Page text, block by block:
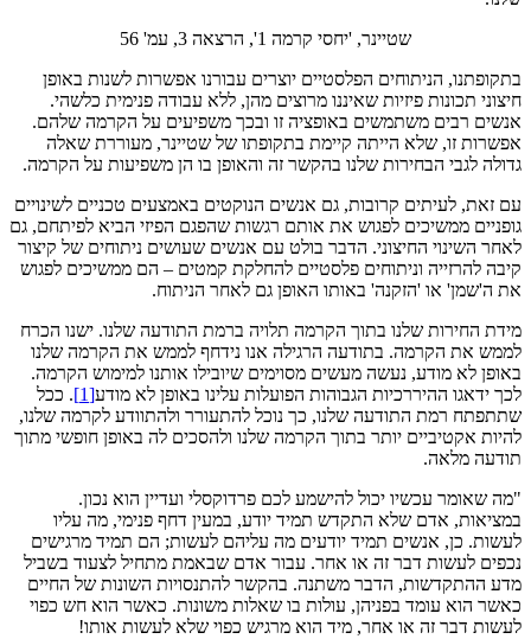
שטיינר, 'יחסי קרמה 1', הרצאה 3, עמ' 56
בתקופתנו, הניתוחים הפלסטיים יוצרים עבורנו אפשרות לשנות באופן
חיצוני תכונות פיזיות שאיננו מרוצים מהן, ללא עבודה פנימית כלשהי.
אנשים רבים משתמשים באופציה זו ובכך משפיעים על הקרמה שלהם.
אפשרות זו, שלא הייתה קיימת בתקופתו של שטיינר, מעוררת שאלה
גדולה לגבי הבחירות שלנו בהקשר זה והאופן בו הן משפיעות על הקרמה.
עם זאת, לעיתים קרובות, גם אנשים הנוקטים באמצעים טכניים לשינויים
גופניים ממשיכים לפגוש את אותם רגשות שהפגם הפיזי הביא לפיתחם, גם
לאחר השינוי החיצוני. הדבר בולט עם אנשים שעושים ניתוחים של קיצור
קיבה להרזייה וניתוחים פלסטיים להחלקת קמטים – הם ממשיכים לפגוש
את ה'שמן' או 'הזקנה' באותו האופן גם לאחר הניתוח.
מידת החירות שלנו בתוך הקרמה תלויה ברמת התודעה שלנו. ישנו הכרח
לממש את הקרמה. בתודעה הרגילה אנו נידחף לממש את הקרמה שלנו
באופן לא מודע, נעשה מעשים מסוימים שיובילו אותנו למימוש הקרמה.
לכך ידאגו ההיררכיות הגבוהות הפועלות עלינו באופן לא מודע[1]
. ככל
שתתפתח רמת התודעה שלנו, כך נוכל להתעורר ולהתוודע לקרמה שלנו,
להיות אקטיביים יותר בתוך הקרמה שלנו ולהסכים לה באופן חופשי מתוך
תודעה מלאה.
"מה שאומר עכשיו יכול להישמע לכם פרדוקסלי ועדיין הוא נכון.
במציאות, אדם שלא התקדש תמיד יודע, במעין דחף פנימי, מה עליו
לעשות. כן, אנשים תמיד יודעים מה עליהם לעשות; הם תמיד מרגישים
נכפים לעשות דבר זה או אחר. עבור אדם שבאמת מתחיל לצעוד בשביל
מדע ההתקדשות, הדבר משתנה. בהקשר להתנסויות השונות של החיים
כאשר הוא עומד בפניהן, עולות בו שאלות משונות. כאשר הוא חש כפוי
לעשות דבר זה או אחר, מיד הוא מרגיש כפוי שלא לעשות אותו!